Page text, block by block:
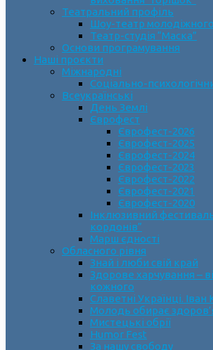
Театральний профіль
Шоу-театр молодіжного
Театр-студія “Маска”
Основи програмування
Наші проєкти
Міжнародні
Соціально-
Всеукраїнські
День Землі
Єврофест
Єврофест-2026
Єврофест-2025
Єврофест-2024
Єврофест-2023
Єврофест-2022
Єврофест-2021
Єврофест-2020
Інклюзивний
кордонів”
Марш єдності
Обласного рівня
Знай і люби свій край
Здорове харчування –
кожного
Славетні Українці.
Молодь обирає
Мистецькі обрії
Humor Fest
За нашу свободу